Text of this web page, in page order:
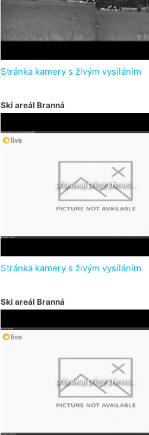
Stránka kamery s živým vysíláním
Ski areál Branná
Stránka kamery s živým vysíláním
Ski areál Branná